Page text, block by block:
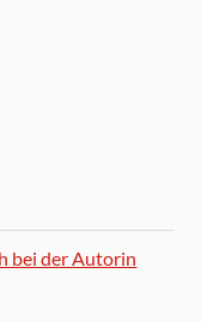
bei der Autorin